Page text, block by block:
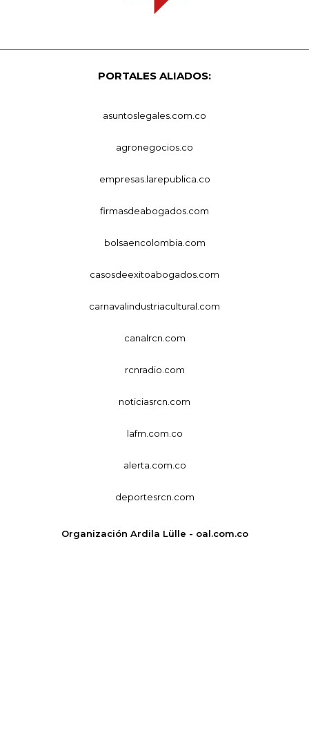
PORTALES ALIADOS:
asuntoslegales.com.co
agronegocios.co
empresas.larepublica.co
firmasdeabogados.com
bolsaencolombia.com
casosdeexitoabogados.com
carnavalindustriacultural.com
canalrcn.com
rcnradio.com
noticiasrcn.com
lafm.com.co
alerta.com.co
deportesrcn.com
Organización Ardila Lülle - oal.com.co